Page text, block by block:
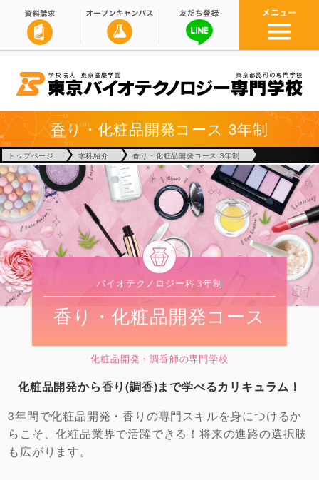
香り・化粧品開発コース 3年制
トップページ 学科紹介 香り・化粧品開発コース 3年制
バイオテクノロジー科 3年制
香り・化粧品開発コース
化粧品開発・調⾹師の専⾨学校
化粧品開発から香り(調香)まで学べるカリキュラム！
3年間で化粧品開発・香りの専門スキルを身につけるか
らこそ、化粧品業界で活躍できる！将来の進路の選択肢
も広がります。